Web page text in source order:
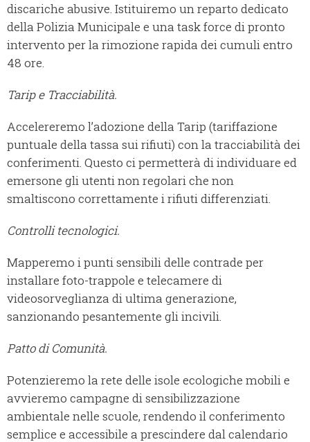
discariche abusive. Istituiremo un reparto dedicato
della Polizia Municipale e una task force di pronto
intervento per la rimozione rapida dei cumuli entro
48 ore.
Tarip e Tracciabilità.
Accelereremo l’adozione della Tarip (tariffazione
puntuale della tassa sui rifiuti) con la tracciabilità dei
conferimenti. Questo ci permetterà di individuare ed
emersone gli utenti non regolari che non
smaltiscono correttamente i rifiuti differenziati.
Controlli tecnologici.
Mapperemo i punti sensibili delle contrade per
installare foto-trappole e telecamere di
videosorveglianza di ultima generazione,
sanzionando pesantemente gli incivili.
Patto di Comunità.
Potenzieremo la rete delle isole ecologiche mobili e
avvieremo campagne di sensibilizzazione
ambientale nelle scuole, rendendo il conferimento
semplice e accessibile a prescindere dal calendario